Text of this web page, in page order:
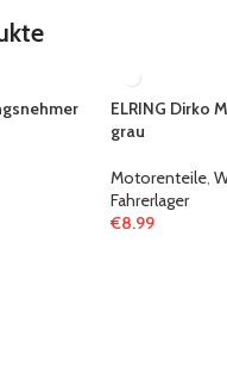
ELRING Dirko
grau
Motorenteile,
Fahrerlager
€8.99